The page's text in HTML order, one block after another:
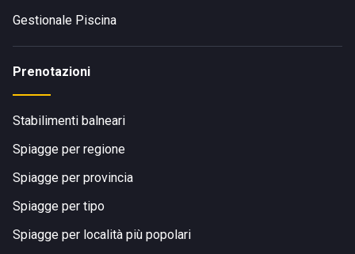
Gestionale Piscina
Prenotazioni
Stabilimenti balneari
Spiagge per regione
Spiagge per provincia
Spiagge per tipo
Spiagge per località più popolari